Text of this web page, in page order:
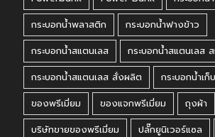
กระบอกน้ำพลาสติก
กระบอกน้ำฟางข้าว
กระบอกน้ำสแตนเลส
กระบอกน้ำสแตนเลส
กระบอกน้ำสแตนเลส สั่งผลิต
กระบอกน้ำเก็
ของพรีเมี่ยม
ของแจกพรีเมี่ยม
ถุงผ้า
บริษัทขายของพรีเมี่ยม
ปลั๊กยูนิเวอร์แซล